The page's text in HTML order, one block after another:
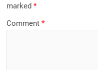
marked*
Comment*